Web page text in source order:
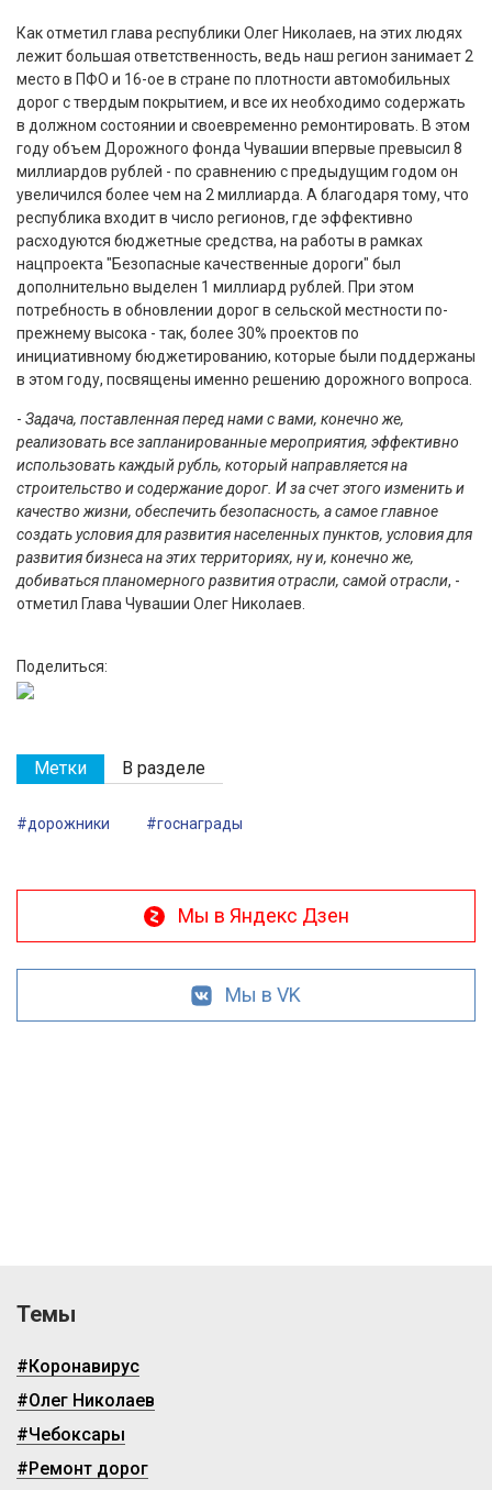
Как отметил глава республики Олег Николаев, на этих людях
лежит большая ответственность, ведь наш регион занимает 2
место в ПФО и 16-ое в стране по плотности автомобильных
дорог с твердым покрытием, и все их необходимо содержать
в должном состоянии и своевременно ремонтировать. В этом
году объем Дорожного фонда Чувашии впервые превысил 8
миллиардов рублей - по сравнению с предыдущим годом он
увеличился более чем на 2 миллиарда. А благодаря тому, что
республика входит в число регионов, где эффективно
расходуются бюджетные средства, на работы в рамках
нацпроекта "Безопасные качественные дороги" был
дополнительно выделен 1 миллиард рублей. При этом
потребность в обновлении дорог в сельской местности по-
прежнему высока - так, более 30% проектов по
инициативному бюджетированию, которые были поддержаны
в этом году, посвящены именно решению дорожного вопроса.
- Задача, поставленная перед нами с вами, конечно же,
реализовать все запланированные мероприятия, эффективно
использовать каждый рубль, который направляется на
строительство и содержание дорог. И за счет этого изменить и
качество жизни, обеспечить безопасность, а самое главное
создать условия для развития населенных пунктов, условия для
развития бизнеса на этих территориях, ну и, конечно же,
добиваться планомерного развития отрасли, самой отрасли, -
отметил Глава Чувашии Олег Николаев.
Поделиться:
Метки В разделе
#дорожники #госнаграды
Мы в Яндекс Дзен
Мы в VK
Темы
#Коронавирус
#Олег Николаев
#Чебоксары
#Ремонт дорог